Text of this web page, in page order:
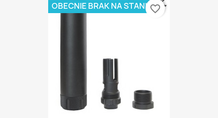
OBECNIE BRAK NA STANIEfavorite_border